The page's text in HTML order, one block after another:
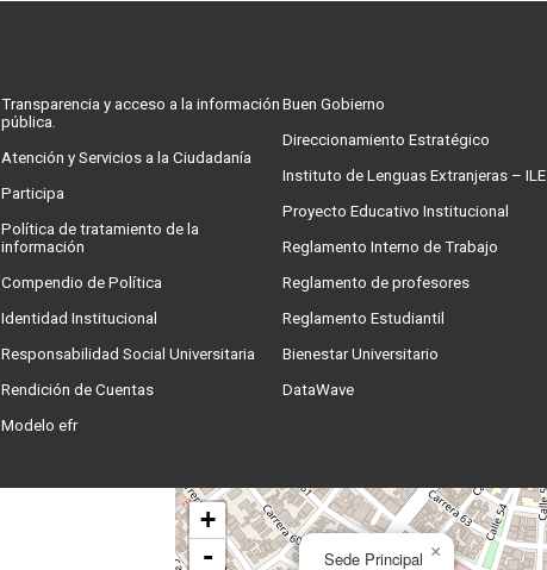
Transparencia y acceso a la información
pública.
Atención y Servicios a la Ciudadanía
Participa
Política de tratamiento de la
información
Compendio de Política
Identidad Institucional
Responsabilidad Social Universitaria
Rendición de Cuentas
Modelo efr
Buen Gobierno
Direccionamiento Estratégico
Instituto de Lenguas Extranjeras – ILE
Proyecto Educativo Institucional
Reglamento Interno de Trabajo
Reglamento de profesores
Reglamento Estudiantil
Bienestar Universitario
DataWave
×
Sede Principal
+
-